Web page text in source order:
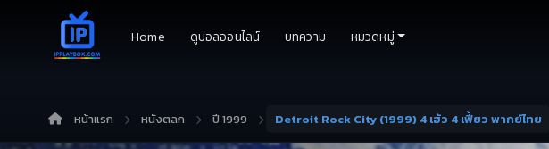
Home ดูบอลออนไลน์ บทความ หมวดหมู่
หน้าแรก หนังตลก ปี 1999 Detroit Rock City (1999) 4 เฮ้ว 4 เฟี้ยว พากย์ไทย